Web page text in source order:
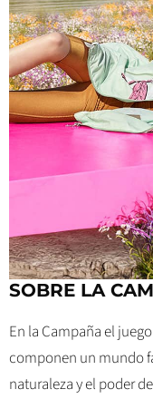
SOBRE LA
En la Campaña el
componen un mundo
naturaleza y el poder